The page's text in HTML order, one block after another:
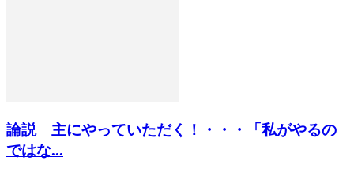
論説 主にやっていただく！・・・「私がやるの
ではな...